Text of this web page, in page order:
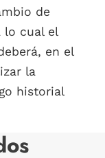
de
lo cual el
en el
la
historial